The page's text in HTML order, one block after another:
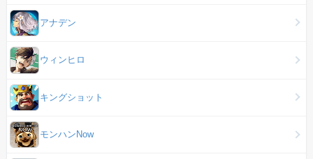
アナデン
ウィンヒロ
キングショット
モンハンNow